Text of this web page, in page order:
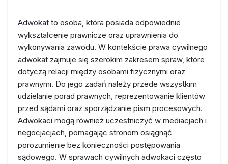
Adwokat to osoba, która posiada odpowiednie
wykształcenie prawnicze oraz uprawnienia do
wykonywania zawodu. W kontekście prawa cywilnego
adwokat zajmuje się szerokim zakresem spraw, które
dotyczą relacji między osobami fizycznymi oraz
prawnymi. Do jego zadań należy przede wszystkim
udzielanie porad prawnych, reprezentowanie klientów
przed sądami oraz sporządzanie pism procesowych.
Adwokaci mogą również uczestniczyć w mediacjach i
negocjacjach, pomagając stronom osiągnąć
porozumienie bez konieczności postępowania
sądowego. W sprawach cywilnych adwokaci często